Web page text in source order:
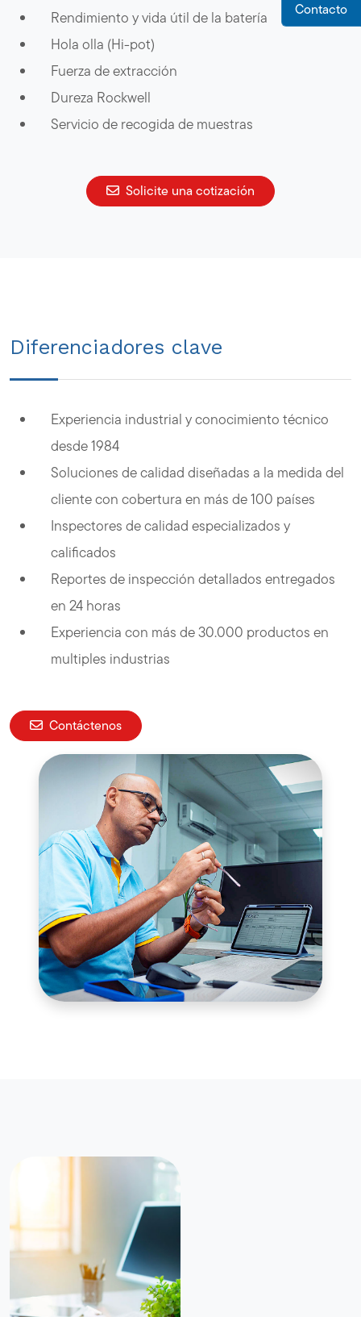
Rendimiento y vida útil de la batería
Hola olla (Hi-pot)
Fuerza de extracción
Dureza Rockwell
Servicio de recogida de muestras
Solicite una cotización
Diferenciadores clave
Experiencia industrial y conocimiento técnico
desde 1984
Soluciones de calidad diseñadas a la medida del
cliente con cobertura en más de 100 países
Inspectores de calidad especializados y
calificados
Reportes de inspección detallados entregados
en 24 horas
Experiencia con más de 30.000 productos en
multiples industrias
Contáctenos
Contacto